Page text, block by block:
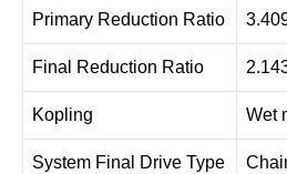
Primary Reduction Ratio
Final Reduction Ratio
Kopling Wet
System Final Drive Type